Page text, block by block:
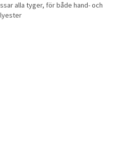
alla tyger, för både hand- och